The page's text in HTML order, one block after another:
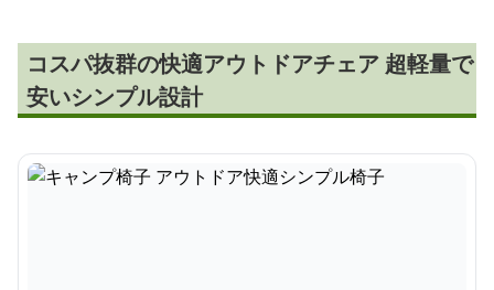
コスパ抜群の快適アウトドアチェア 超軽量で
安いシンプル設計